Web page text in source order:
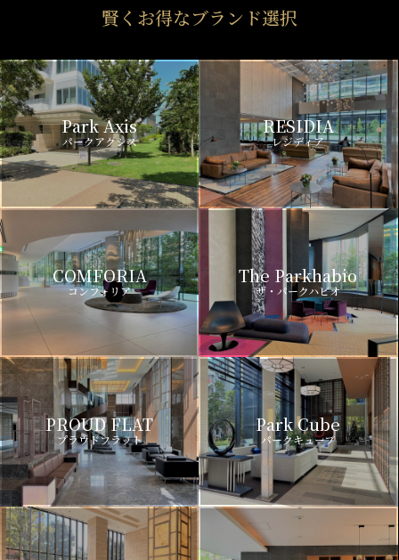
賢くお得なブランド選択
Park Axis
パークアクシス
RESIDIA
レジディア
COMFORIA
コンフォリア
The Parkhabio
ザ・パークハビオ
PROUD FLAT
プラウドフラット
Park Cube
パークキューブ